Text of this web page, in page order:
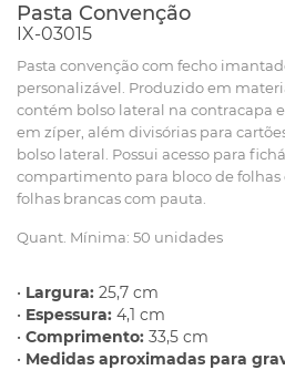
Pasta Convenção
IX-03015
Pasta convenção com fecho
personalizável. Produzido em
contém bolso lateral na contracapa
em zíper, além divisórias para
bolso lateral. Possui acesso para
compartimento para bloco de
folhas brancas com pauta.
Quant. Mínima: 50 unidades
• Largura: 25,7 cm
• Espessura: 4,1 cm
• Comprimento: 33,5 cm
• Medidas aproximadas para